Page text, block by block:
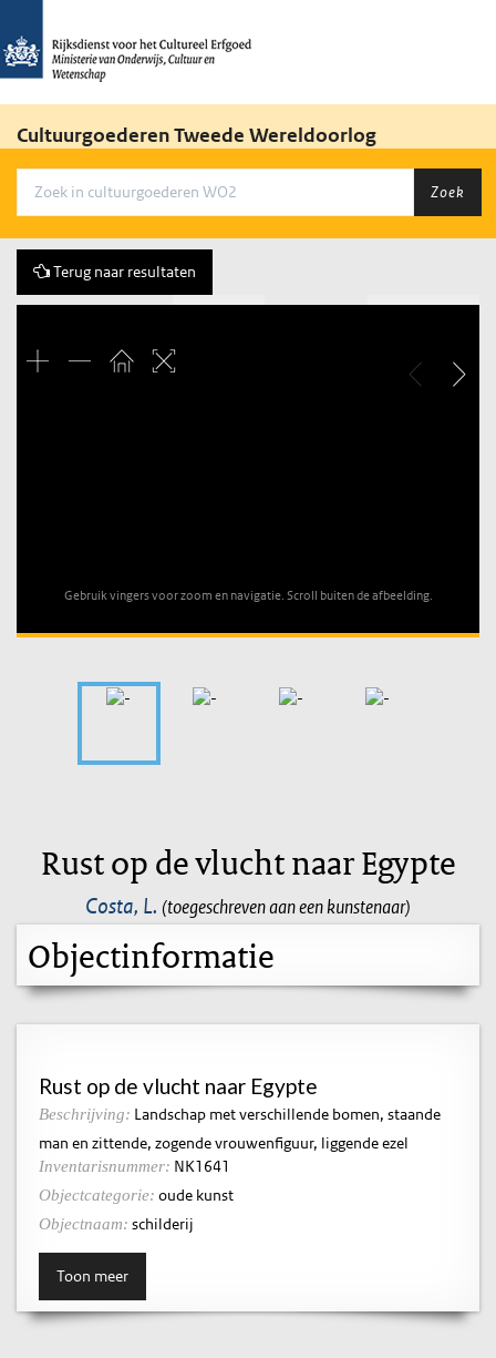
Cultuurgoederen Tweede Wereldoorlog
Zoek
Terug naar resultaten
Gebruik vingers voor zoom en navigatie. Scroll buiten de afbeelding.
Rust op de vlucht naar Egypte
Costa, L. (toegeschreven aan een kunstenaar)
Objectinformatie
Rust op de vlucht naar Egypte
Beschrijving: Landschap met verschillende bomen, staande
man en zittende, zogende vrouwenfiguur, liggende ezel
Inventarisnummer: NK1641
Objectcategorie: oude kunst
Objectnaam: schilderij
Toon meer